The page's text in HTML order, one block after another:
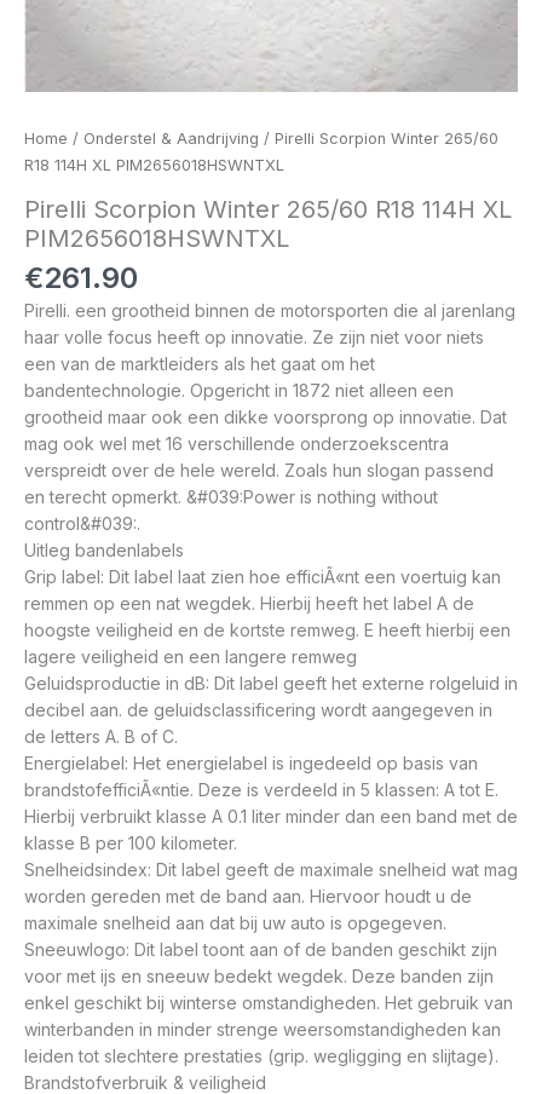
Home / Onderstel & Aandrijving / Pirelli Scorpion Winter 265/60
R18 114H XL PIM2656018HSWNTXL
Pirelli Scorpion Winter 265/60 R18 114H XL
PIM2656018HSWNTXL
€261.90
Pirelli. een grootheid binnen de motorsporten die al jarenlang
haar volle focus heeft op innovatie. Ze zijn niet voor niets
een van de marktleiders als het gaat om het
bandentechnologie. Opgericht in 1872 niet alleen een
grootheid maar ook een dikke voorsprong op innovatie. Dat
mag ook wel met 16 verschillende onderzoekscentra
verspreidt over de hele wereld. Zoals hun slogan passend
en terecht opmerkt. &#039:Power is nothing without
control&#039:.
Uitleg bandenlabels
Grip label: Dit label laat zien hoe efficiÃ«nt een voertuig kan
remmen op een nat wegdek. Hierbij heeft het label A de
hoogste veiligheid en de kortste remweg. E heeft hierbij een
lagere veiligheid en een langere remweg
Geluidsproductie in dB: Dit label geeft het externe rolgeluid in
decibel aan. de geluidsclassificering wordt aangegeven in
de letters A. B of C.
Energielabel: Het energielabel is ingedeeld op basis van
brandstofefficiÃ«ntie. Deze is verdeeld in 5 klassen: A tot E.
Hierbij verbruikt klasse A 0.1 liter minder dan een band met de
klasse B per 100 kilometer.
Snelheidsindex: Dit label geeft de maximale snelheid wat mag
worden gereden met de band aan. Hiervoor houdt u de
maximale snelheid aan dat bij uw auto is opgegeven.
Sneeuwlogo: Dit label toont aan of de banden geschikt zijn
voor met ijs en sneeuw bedekt wegdek. Deze banden zijn
enkel geschikt bij winterse omstandigheden. Het gebruik van
winterbanden in minder strenge weersomstandigheden kan
leiden tot slechtere prestaties (grip. wegligging en slijtage).
Brandstofverbruik & veiligheid